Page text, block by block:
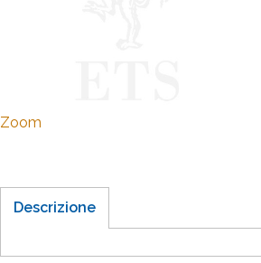
Zoom
Descrizione